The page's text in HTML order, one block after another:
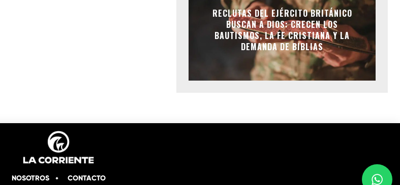
RECLUTAS DEL EJÉRCITO BRITÁNICO
BUSCAN A DIOS: CRECEN LOS
BAUTISMOS, LA FE CRISTIANA Y LA
DEMANDA DE BIBLIAS
NOSOTROS CONTACTO